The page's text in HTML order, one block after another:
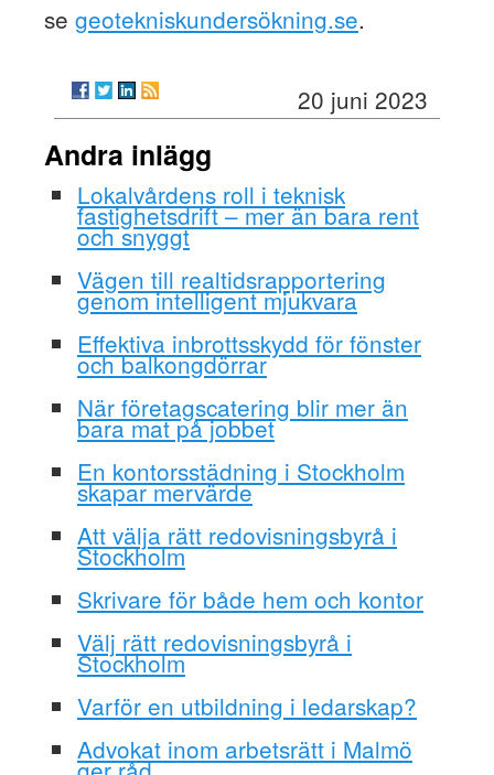
se geotekniskundersökning.se.
20 juni 2023
Andra inlägg
Lokalvårdens roll i teknisk
fastighetsdrift – mer än bara rent
och snyggt
Vägen till realtidsrapportering
genom intelligent mjukvara
Effektiva inbrottsskydd för fönster
och balkongdörrar
När företagscatering blir mer än
bara mat på jobbet
En kontorsstädning i Stockholm
skapar mervärde
Att välja rätt redovisningsbyrå i
Stockholm
Skrivare för både hem och kontor
Välj rätt redovisningsbyrå i
Stockholm
Varför en utbildning i ledarskap?
Advokat inom arbetsrätt i Malmö